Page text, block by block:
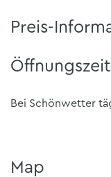
Preis-
Bei Schönwetter
Map